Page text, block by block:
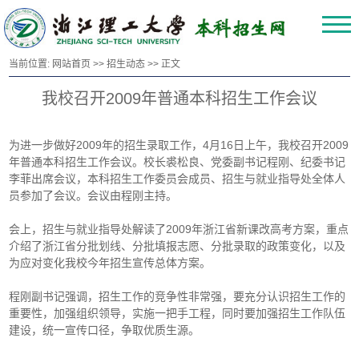
当前位置: 网站首页 >>招生动态 >> 正文
我校召开2009年普通本科招生工作会议
为进一步做好2009年的招生录取工作，4月16日上午，我校召开2009
年普通本科招生工作会议。校长裘松良、党委副书记程刚、纪委书记
李菲出席会议，本科招生工作委员会成员、招生与就业指导处全体人
员参加了会议。会议由程刚主持。
会上，招生与就业指导处解读了2009年浙江省新课改高考方案，重点
介绍了浙江省分批划线、分批填报志愿、分批录取的政策变化，以及
为应对变化我校今年招生宣传总体方案。
程刚副书记强调，招生工作的竞争性非常强，要充分认识招生工作的
重要性，加强组织领导，实施一把手工程，同时要加强招生工作队伍
建设，统一宣传口径，争取优质生源。